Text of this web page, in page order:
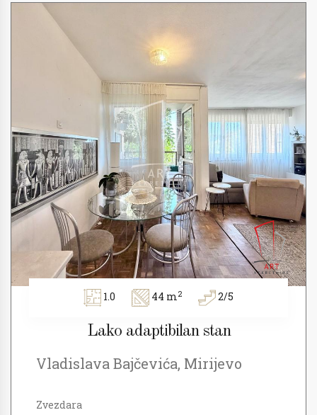
1.0 44 m2 2/5
Lako adaptibilan stan
Vladislava Bajčevića, Mirijevo
Zvezdara